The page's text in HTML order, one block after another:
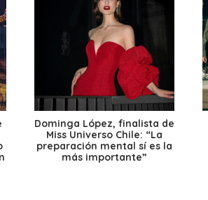
Dominga López, finalista de
Miss Universo Chile: “La
preparación mental sí es la
más importante”